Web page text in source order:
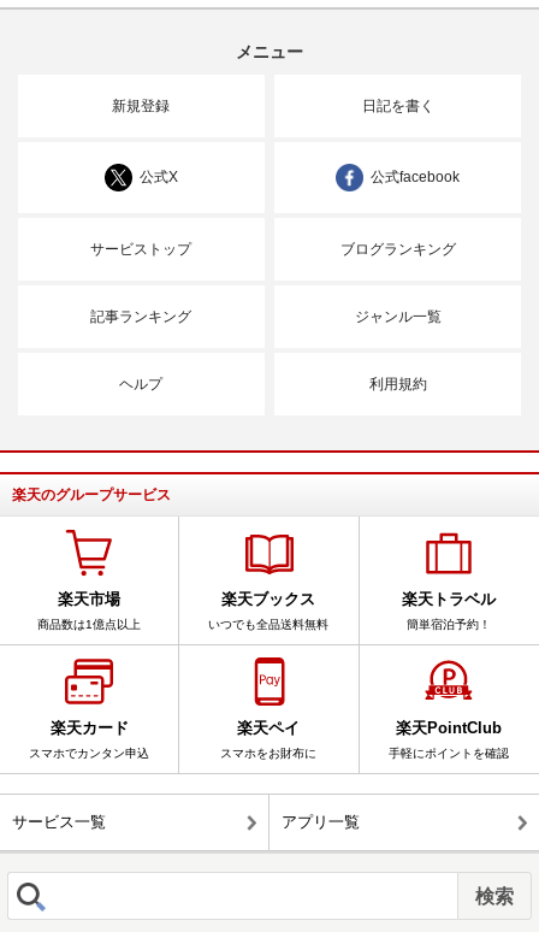
メニュー
新規登録 日記を書く
公式X 公式facebook
サービストップ ブログランキング
記事ランキング ジャンル一覧
ヘルプ 利用規約
楽天のグループサービス
楽天市場
商品数は1億点以上
楽天ブックス
いつでも全品送料無料
楽天トラベル
簡単宿泊予約！
楽天カード
スマホでカンタン申込
楽天ペイ
スマホをお財布に
楽天PointClub
手軽にポイントを確認
サービス一覧 アプリ一覧